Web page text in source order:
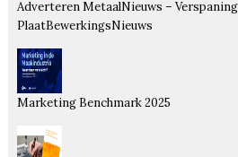
Adverteren MetaalNieuws –
PlaatBewerkingsNieuws
Marketing Benchmark 2025